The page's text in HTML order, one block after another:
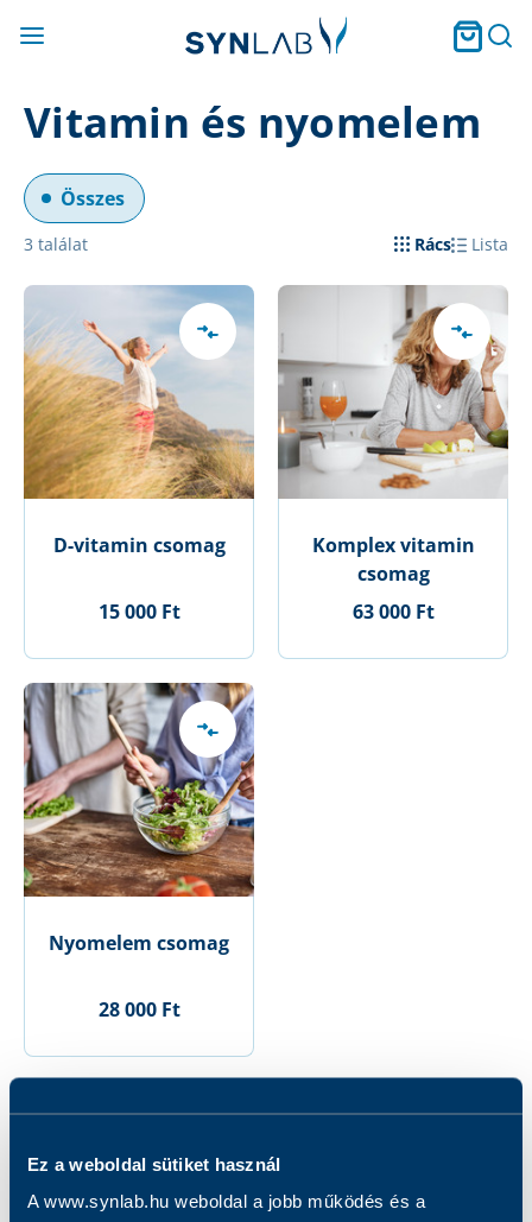
Ez a weboldal sütiket használ
A www.synlab.hu weboldal a jobb működés és a
Vitamin és nyomelem
Összes
3 találat Rács Lista
D-vitamin csomag
15 000 Ft
Komplex vitamin
csomag
63 000 Ft
Nyomelem csomag
28 000 Ft